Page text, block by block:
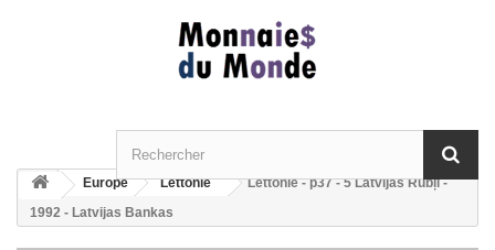
Europe Lettonie
Lettonie - p37 - 5 Latvijas Rubļi -
1992 - Latvijas Bankas